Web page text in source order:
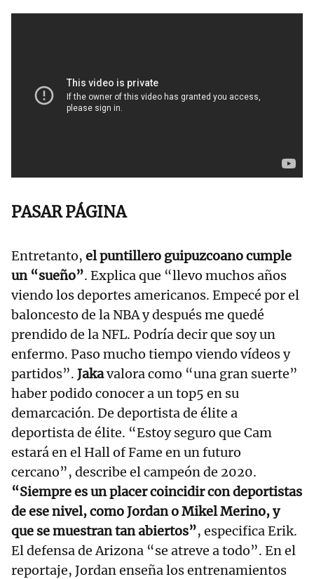
PASAR PÁGINA
Entretanto, el puntillero guipuzcoano cumple
un “sueño”. Explica que “llevo muchos años
viendo los deportes americanos. Empecé por el
baloncesto de la NBA y después me quedé
prendido de la NFL. Podría decir que soy un
enfermo. Paso mucho tiempo viendo vídeos y
partidos”. Jakavalora como “una gran suerte”
haber podido conocer a un top5 en su
demarcación. De deportista de élite a
deportista de élite. “Estoy seguro que Cam
estará en el Hall of Fame en un futuro
cercano”, describe el campeón de 2020.
“Siempre es un placer coincidir con deportistas
de ese nivel, como Jordan o Mikel Merino, y
que se muestran tan abiertos”, especifica Erik.
El defensa de Arizona “se atreve a todo”. En el
reportaje, Jordan enseña los entrenamientos